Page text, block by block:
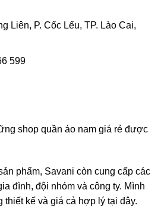
Liên, P. Cốc Lếu, TP. Lào Cai,
599
shop quần áo nam giá rẻ được
phẩm, Savani còn cung cấp các
đình, đội nhóm và công ty. Mình
thiết kế và giá cả hợp lý tại đây.